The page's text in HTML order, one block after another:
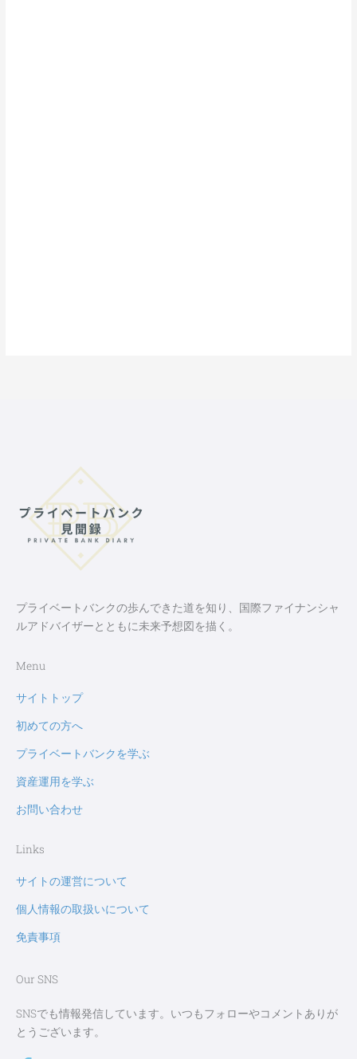
プライベートバンクの歩んできた道を知り、国際ファイナンシャ
ルアドバイザーとともに未来予想図を描く。
Menu
サイトトップ
初めての方へ
プライベートバンクを学ぶ
資産運用を学ぶ
お問い合わせ
Links
サイトの運営について
個人情報の取扱いについて
免責事項
Our SNS
SNSでも情報発信しています。いつもフォローやコメントありが
とうございます。